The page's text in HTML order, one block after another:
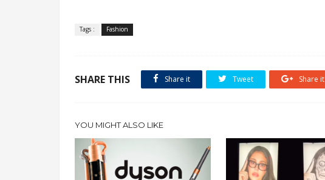
Tags : Fashion
SHARE THIS Share it Tweet Share it
YOU MIGHT ALSO LIKE